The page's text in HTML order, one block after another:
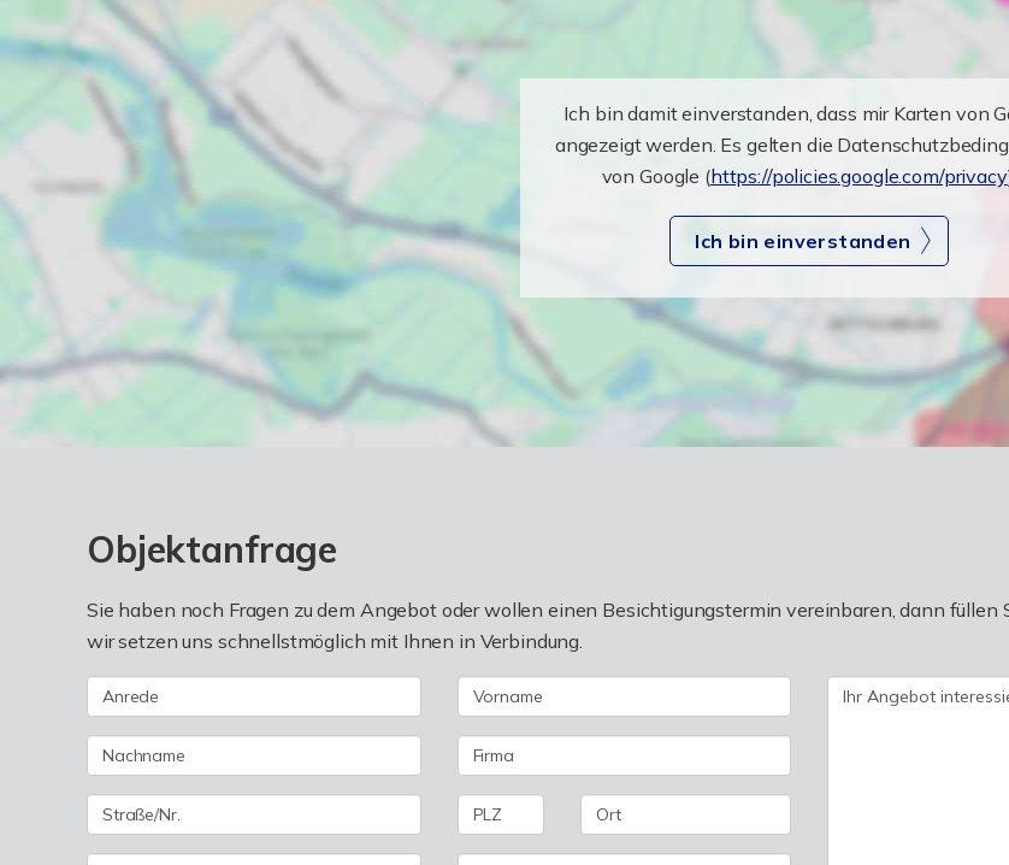
Ich bin damit einverstanden, dass mir Karten von
angezeigt werden. Es gelten die
von Google (https://policies.google.com/privacy
Ich bin einverstanden
Objektanfrage
Sie haben noch Fragen zu dem Angebot oder wollen einen Besichtigungstermin vereinbaren, dann
wir setzen uns schnellstmöglich mit Ihnen in Verbindung.